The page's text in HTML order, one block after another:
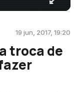
19 jun, 2017, 19:20
troca de